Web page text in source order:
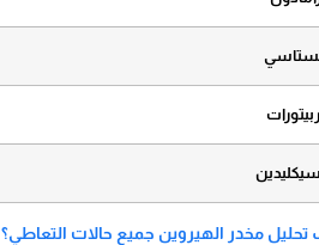
مخدر الهيروين جميع حالات التعاطي؟